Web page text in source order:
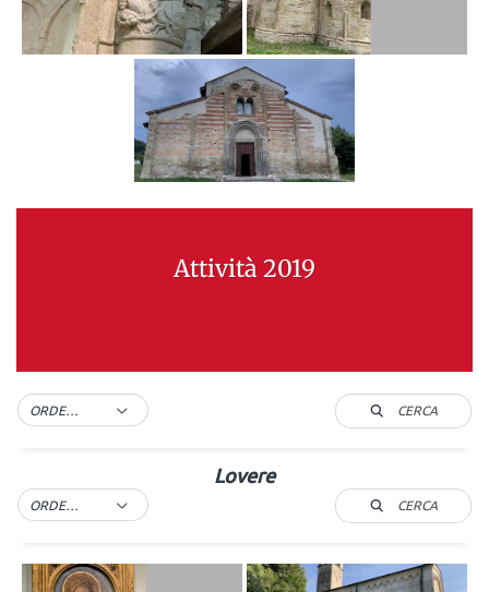
Attività 2019
ORDER BY DEFAULT CERCA
Lovere
ORDER BY DEFAULT CERCA